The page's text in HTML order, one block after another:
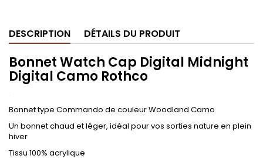
DESCRIPTION DÉTAILS DU PRODUIT
Bonnet Watch Cap Digital Midnight
Digital Camo Rothco
.
Bonnet type Commando de couleur Woodland Camo
Un bonnet chaud et léger, idéal pour vos sorties nature en plein
hiver
Tissu 100% acrylique